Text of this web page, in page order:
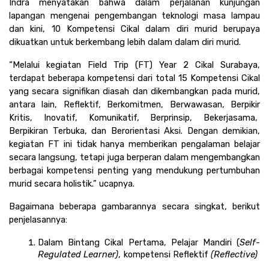
lapangan mengenai pengembangan teknologi masa lampau
dan kini, 10 Kompetensi Cikal dalam diri murid berupaya
dikuatkan untuk berkembang lebih dalam dalam diri murid.
“Melalui kegiatan Field Trip (FT) Year 2 Cikal Surabaya,
terdapat beberapa kompetensi dari total 15 Kompetensi Cikal
yang secara signifikan diasah dan dikembangkan pada murid,
antara lain, Reflektif, Berkomitmen, Berwawasan, Berpikir
Kritis, Inovatif, Komunikatif, Berprinsip, Bekerjasama,
Berpikiran Terbuka, dan Berorientasi Aksi. Dengan demikian,
kegiatan FT ini tidak hanya memberikan pengalaman belajar
secara langsung, tetapi juga berperan dalam mengembangkan
berbagai kompetensi penting yang mendukung pertumbuhan
murid secara holistik.” ucapnya.
Bagaimana beberapa gambarannya secara singkat, berikut
penjelasannya:
Dalam Bintang Cikal Pertama, Pelajar Mandiri (Self-
Regulated Learner), kompetensi Reflektif (Reflective)